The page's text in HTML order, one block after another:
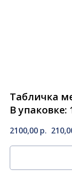
Табличка
В упаковке:
2100,00 р.